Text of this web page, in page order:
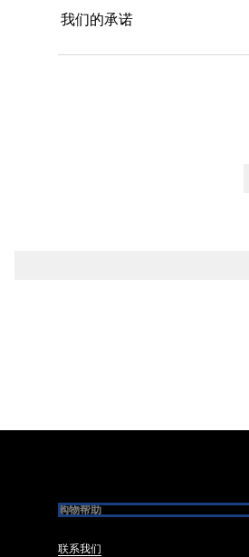
我们的承诺
购物帮助
联系我们